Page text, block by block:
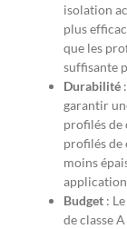
isolation
plus
que les
suffisante
Durabilité
garantir
profilés de
profilés de
moins
Budget :
de classe